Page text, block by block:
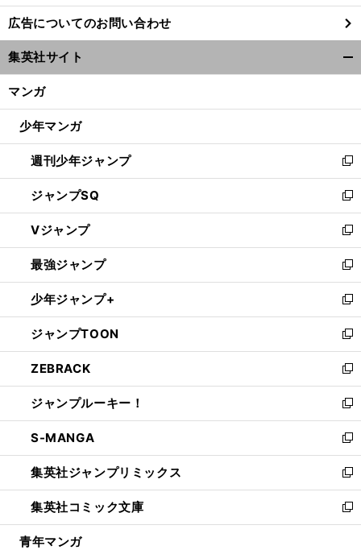
し
い
ウ
ィ
ン
ウ
開
く
広告についてのお問い合わせ
集英社サイト
マンガ
少年マンガ
週刊少年ジャンプ
新
し
い
ウ
ィ
ン
ド
ウ
で
開
く
ジャンプSQ
新
し
い
ウ
ィ
ン
ド
ウ
で
開
く
Vジャンプ
新
し
い
ウ
ィ
ン
ド
ウ
で
開
く
最強ジャンプ
新
し
い
ウ
ィ
ン
ド
ウ
で
開
く
少年ジャンプ+
新
し
い
ウ
ィ
ン
ド
ウ
で
開
く
ジャンプTOON
新
し
い
ウ
ィ
ン
ド
ウ
で
開
く
ZEBRACK
新
し
い
ウ
ィ
ン
ド
ウ
で
開
ジャンプルーキー！
新
し
い
ウ
ィ
ン
ド
ウ
S-MANGA
新
し
い
ウ
ィ
ン
集英社ジャンプリミックス
新
し
い
ウ
集英社コミック文庫
新
し
青年マンガ